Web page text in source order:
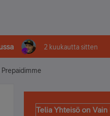
2 kuukautta sitten
Telia Yhteisö on